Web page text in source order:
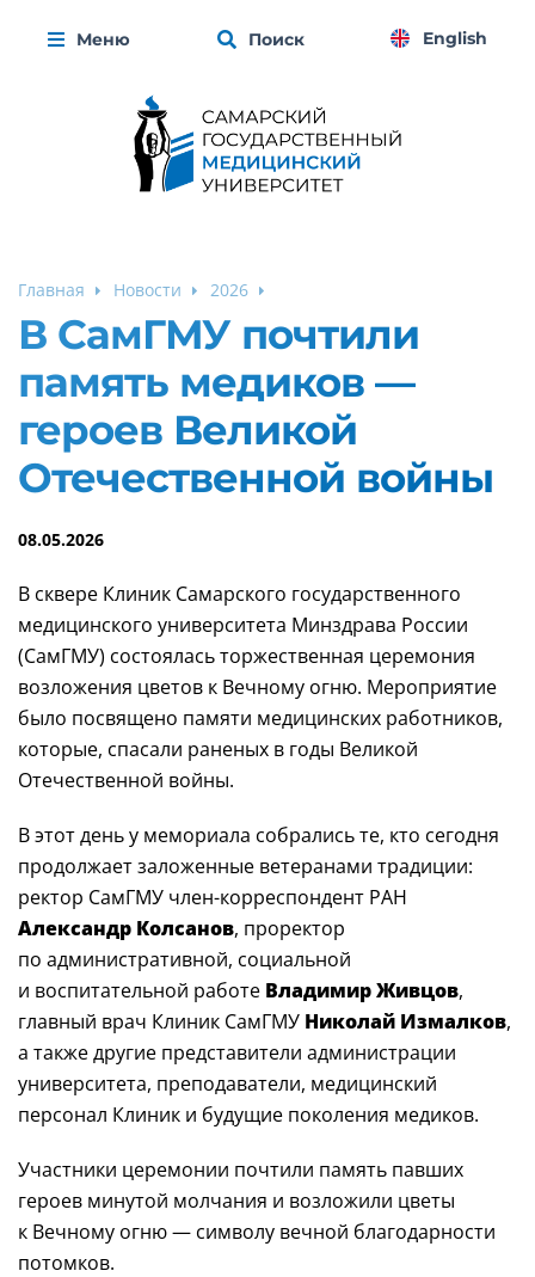
Меню Поиск English
Главная Новости 2026
В СамГМУ почтили
память медиков —
героев Великой
Отечественной войны
08.05.2026
В сквере Клиник Самарского государственного
медицинского университета Минздрава России
(СамГМУ) состоялась торжественная церемония
возложения цветов к Вечному огню. Мероприятие
было посвящено памяти медицинских работников,
которые, спасали раненых в годы Великой
Отечественной войны.
В этот день у мемориала собрались те, кто сегодня
продолжает заложенные ветеранами традиции:
ректор СамГМУ член-корреспондент РАН
Александр Колсанов, проректор
по административной, социальной
и воспитательной работе Владимир Живцов,
главный врач Клиник СамГМУ Николай Измалков,
а также другие представители администрации
университета, преподаватели, медицинский
персонал Клиник и будущие поколения медиков.
Участники церемонии почтили память павших
героев минутой молчания и возложили цветы
к Вечному огню — символу вечной благодарности
потомков.